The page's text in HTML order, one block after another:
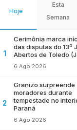
Hoje
Esta
Semana
1
Cerimônia marca
das disputas do 13º
Abertos de Toledo
6 Ago 2026
2
Granizo surpreende
moradores durante
tempestade no
Paraná
6 Ago 2026